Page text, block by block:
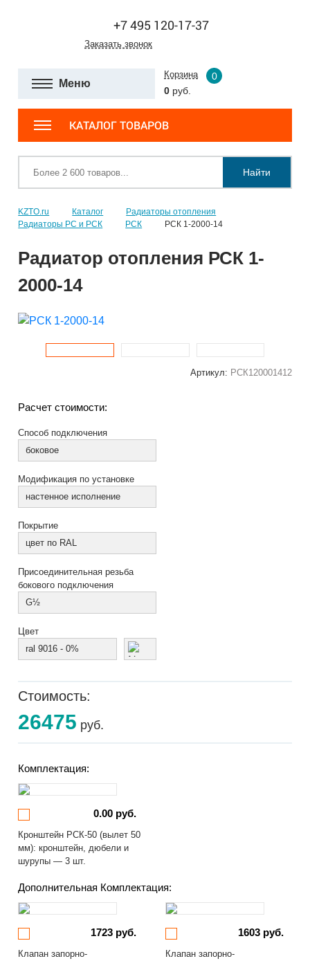
+7 495 120-17-37
Заказать звонок
Меню
Корзина
0
0 руб.
КАТАЛОГ ТОВАРОВ
Найти
KZTO.ru Каталог
Радиаторы отопления
Радиаторы РС и РСК
РСК РСК 1-2000-14
Радиатор отопления РСК 1-
2000-14
Артикул: РСК120001412
Расчет стоимости:
Способ подключения
боковое
Модификация по установке
настенное исполнение
Покрытие
цвет по RAL
Присоединительная резьба
бокового подключения
G½
Цвет
ral 9016 - 0%
Стоимость:
26475 руб.
Комплектация:
0.00 руб.
Кронштейн РСК-50 (вылет 50
мм): кронштейн, дюбели и
шурупы — 3 шт.
Дополнительная Комплектация:
1723 руб.
Клапан запорно-
1603 руб.
Клапан запорно-